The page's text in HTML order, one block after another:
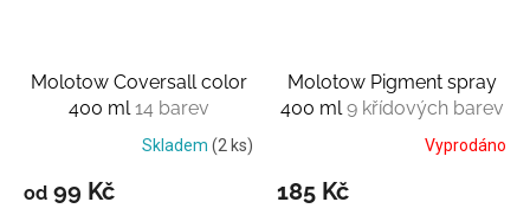
Molotow Coversall color
400 ml14 barev
Skladem (2 ks)
od 99 Kč
Molotow Pigment spray
400 ml9 křídových barev
Vyprodáno
185 Kč